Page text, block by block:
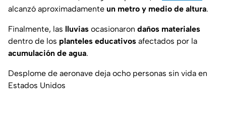
alcanzó aproximadamente un metro y medio de altura.
Finalmente, las lluvias ocasionaron daños materiales
dentro de los planteles educativos afectados por la
acumulación de agua.
Desplome de aeronave deja ocho personas sin vida en
Estados Unidos